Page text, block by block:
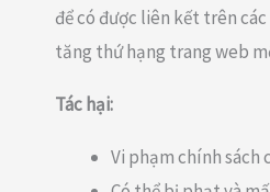
để có được liên kết trên
tăng thứ hạng trang web
Tác hại:
Vi phạm chính sách